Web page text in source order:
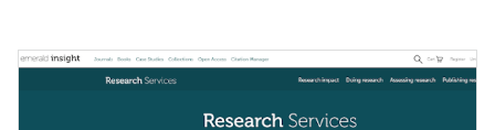
la
navegación